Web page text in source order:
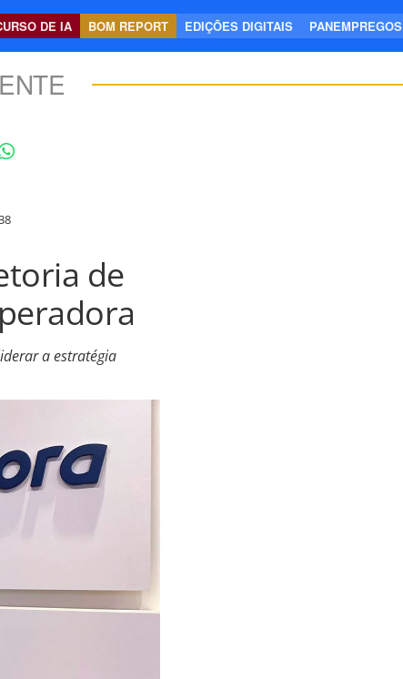
DE IA BOM REPORT EDIÇÕES DIGITAIS PANEMPREGOS
de
a estratégia